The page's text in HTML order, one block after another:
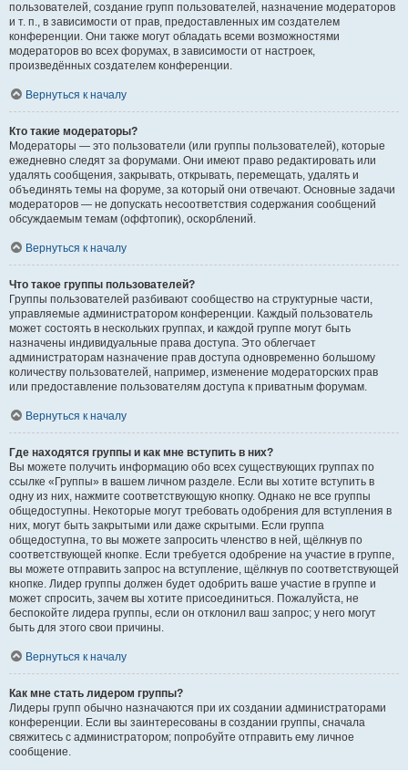
пользователей, создание групп пользователей, назначение модераторов
и т. п., в зависимости от прав, предоставленных им создателем
конференции. Они также могут обладать всеми возможностями
модераторов во всех форумах, в зависимости от настроек,
произведённых создателем конференции.
Вернуться к началу
Кто такие модераторы?
Модераторы — это пользователи (или группы пользователей), которые
ежедневно следят за форумами. Они имеют право редактировать или
удалять сообщения, закрывать, открывать, перемещать, удалять и
объединять темы на форуме, за который они отвечают. Основные задачи
модераторов — не допускать несоответствия содержания сообщений
обсуждаемым темам (оффтопик), оскорблений.
Вернуться к началу
Что такое группы пользователей?
Группы пользователей разбивают сообщество на структурные части,
управляемые администратором конференции. Каждый пользователь
может состоять в нескольких группах, и каждой группе могут быть
назначены индивидуальные права доступа. Это облегчает
администраторам назначение прав доступа одновременно большому
количеству пользователей, например, изменение модераторских прав
или предоставление пользователям доступа к приватным форумам.
Вернуться к началу
Где находятся группы и как мне вступить в них?
Вы можете получить информацию обо всех существующих группах по
ссылке «Группы» в вашем личном разделе. Если вы хотите вступить в
одну из них, нажмите соответствующую кнопку. Однако не все группы
общедоступны. Некоторые могут требовать одобрения для вступления в
них, могут быть закрытыми или даже скрытыми. Если группа
общедоступна, то вы можете запросить членство в ней, щёлкнув по
соответствующей кнопке. Если требуется одобрение на участие в группе,
вы можете отправить запрос на вступление, щёлкнув по соответствующей
кнопке. Лидер группы должен будет одобрить ваше участие в группе и
может спросить, зачем вы хотите присоединиться. Пожалуйста, не
беспокойте лидера группы, если он отклонил ваш запрос; у него могут
быть для этого свои причины.
Вернуться к началу
Как мне стать лидером группы?
Лидеры групп обычно назначаются при их создании администраторами
конференции. Если вы заинтересованы в создании группы, сначала
свяжитесь с администратором; попробуйте отправить ему личное
сообщение.